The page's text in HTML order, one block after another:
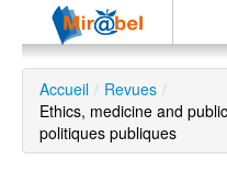
Le réseau
Soutien
Listes
Accueil / Revues /
Ethics, medicine and
politiques publiques